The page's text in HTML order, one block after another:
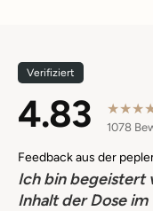
Verifiziert
4.83 ★★★
1078
Feedback aus der
Ich bin begeistert
Inhalt der Dose